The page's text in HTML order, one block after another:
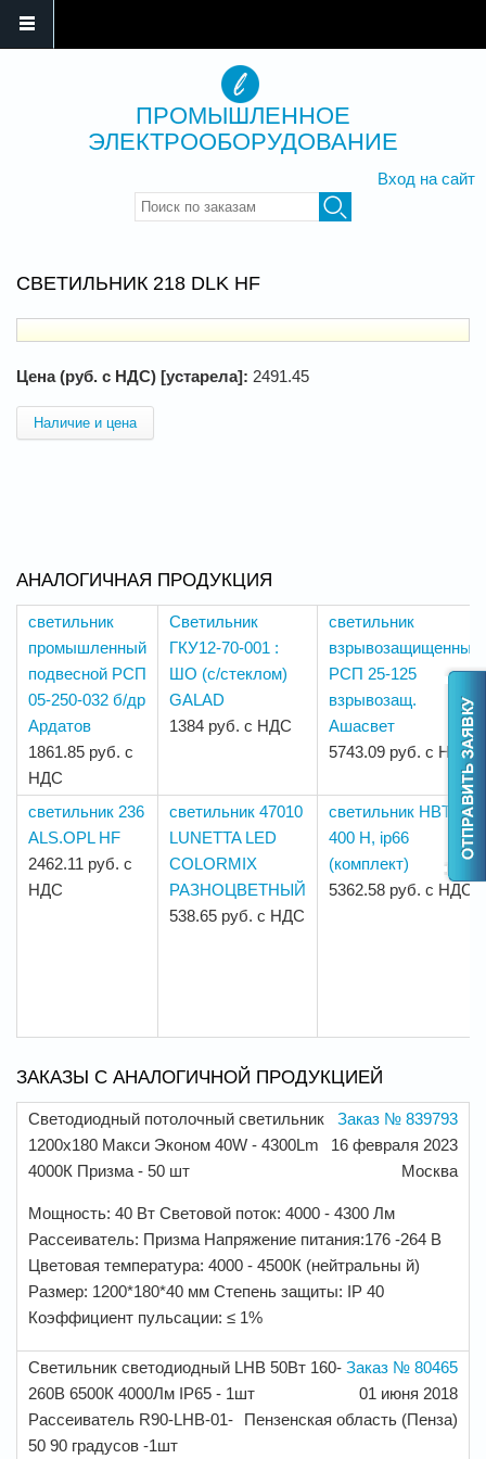
ПРОМЫШЛЕННОЕ
ЭЛЕКТРООБОРУДОВАНИЕ
Вход на сайт
Введите ключевые слова для
СВЕТИЛЬНИК 218 DLK HF
Цена (руб. с НДС) [устарела]: 2491.45
Наличие и цена
АНАЛОГИЧНАЯ ПРОДУКЦИЯ
светильник
промышленный
подвесной РСП
05-250-032 б/др
Ардатов
1861.85 руб. с
НДС
Светильник
ГКУ12-70-001 :
ШО (с/стеклом)
GALAD
1384 руб. с НДС
светильник
взрывозащищенный
РСП 25-125
взрывозащ.
Ашасвет
5743.09 руб. с НДС
светильник 236
ALS.OPL HF
2462.11 руб. с
НДС
светильник 47010
LUNETTA LED
COLORMIX
РАЗНОЦВЕТНЫЙ
538.65 руб. с НДС
светильник HBT
400 H, ip66
(комплект)
5362.58 руб. с НДС
ЗАКАЗЫ С АНАЛОГИЧНОЙ ПРОДУКЦИЕЙ
Заказ № 839793
16 февраля 2023
Москва
Светодиодный потолочный светильник
1200х180 Макси Эконом 40W - 4300Lm
4000К Призма - 50 шт
Мощность: 40 Вт Световой поток: 4000 - 4300 Лм
Рассеиватель: Призма Напряжение питания:176 -264 В
Цветовая температура: 4000 - 4500К (нейтральны й)
Размер: 1200*180*40 мм Степень защиты: IP 40
Коэффициент пульсации: ≤ 1%
Заказ № 80465
01 июня 2018
Пензенская область (Пенза)
Светильник светодиодный LHB 50Вт 160-
260В 6500К 4000Лм IP65 - 1шт
Рассеиватель R90-LHB-01-
50 90 градусов -1шт